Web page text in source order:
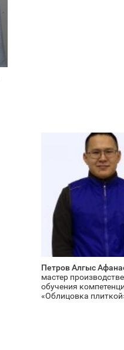
Петров Алгыс
мастер
обучения
«Облицовка